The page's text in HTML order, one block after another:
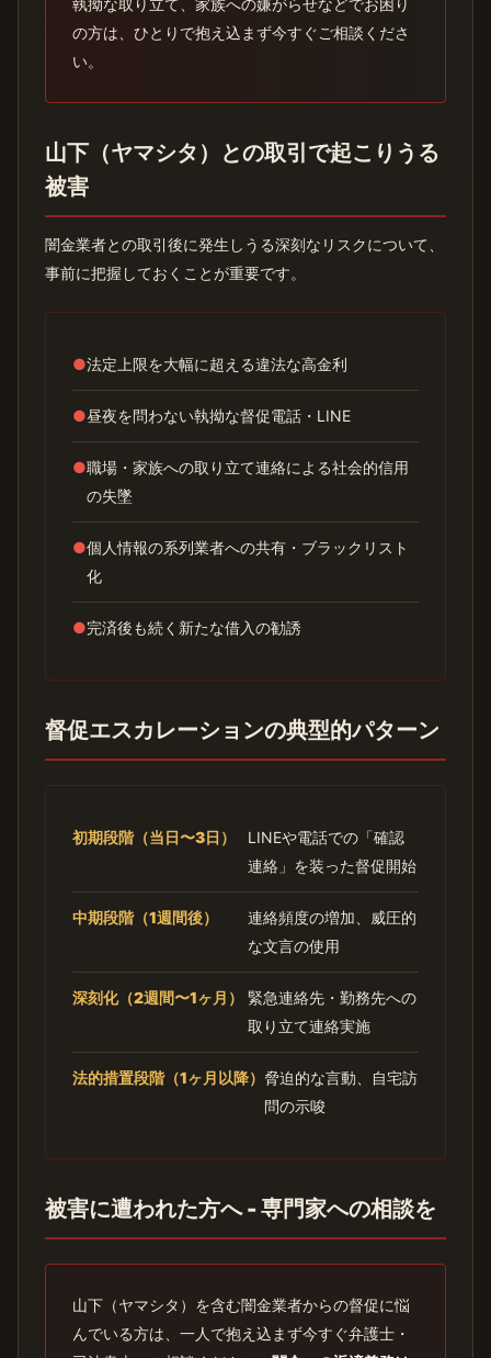
執拗な取り立て、家族への嫌がらせなどでお困り
の方は、ひとりで抱え込まず今すぐご相談くださ
い。
山下（ヤマシタ）との取引で起こりうる
被害
闇金業者との取引後に発生しうる深刻なリスクについて、
事前に把握しておくことが重要です。
●法定上限を大幅に超える違法な高金利
●昼夜を問わない執拗な督促電話・LINE
●職場・家族への取り立て連絡による社会的信用
の失墜
●個人情報の系列業者への共有・ブラックリスト
化
●完済後も続く新たな借入の勧誘
督促エスカレーションの典型的パターン
初期段階（当日〜3日）
LINEや電話での「確認
連絡」を装った督促開始
中期段階（1週間後）
連絡頻度の増加、威圧的
な文言の使用
深刻化（2週間〜1ヶ月）
緊急連絡先・勤務先への
取り立て連絡実施
法的措置段階（1ヶ月以降） 脅迫的な言動、自宅訪
問の示唆
被害に遭われた方へ - 専門家への相談を
山下（ヤマシタ）を含む闇金業者からの督促に悩
んでいる方は、一人で抱え込まず今すぐ弁護士・